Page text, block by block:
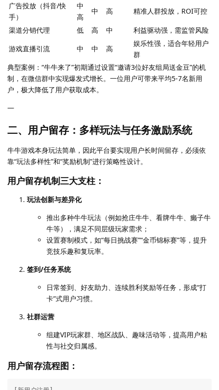
广告投放（抖音/快
手）
中
高
中 高 精准人群投放，ROI可控
渠道分销代理 低 高 中
利益驱动强，需监管风险
游戏直播引流
中 中 高
娱乐性强，适合年轻用户
群
典型案例：“牛牛来了”初期通过设置“邀请3位好友组局送金豆”的机
制，在微信群中实现爆发式增长。一位用户可带来平均5-7名新用
户，极大降低了用户获取成本。
—
二、用户留存：多样玩法与任务激励系统
牛牛游戏本身玩法简单，因此平台要实现用户长时间留存，必须依
靠“玩法多样性”和“奖励机制”进行策略性设计。
用户留存机制三大支柱：
玩法创新与差异化
推出多种牛牛玩法（例如抢庄牛牛、看牌牛牛、癞子牛
牛等），满足不同层级玩家需求；
设置赛制模式，如“每日挑战赛”“金币锦标赛”等，提升
竞技乐趣和复玩率。
签到/任务系统
日常签到、好友助力、连续胜利奖励等任务，形成“打
卡”式用户习惯。
社群运营
组建VIP玩家群、地区战队、趣味活动等，提高用户粘
性与社交归属感。
用户留存流程图：